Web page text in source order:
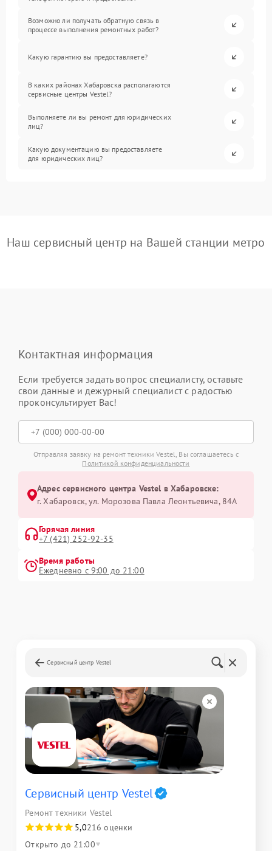
Возможно ли получать обратную связь в
процессе выполнения ремонтных работ?
Какую гарантию вы предоставляете?
В каких районах Хабаровска располагаются
сервисные центры Vestel?
Выполняете ли вы ремонт для юридических
лиц?
Какую документацию вы предоставляете
для юридических лиц?
Наш сервисный центр на Вашей станции метро
Контактная информация
Если требуется задать вопрос специалисту, оставьте
свои данные и дежурный специалист с радостью
проконсультирует Вас!
Отправляя заявку на ремонт техники Vestel, Вы соглашаетесь с
Политикой конфиденциальности
Адрес сервисного центра Vestel в Хабаровске:
г. Хабаровск, ул. Морозова Павла Леонтьевича, 84А
Горячая линия
+7 (421) 252-92-35
Время работы
Ежедневно с 9:00 до 21:00
Сервисный центр Vestel
Сервисный центр Vestel
Ремонт техники Vestel
5,0216 оценки
Открыто до 21:00